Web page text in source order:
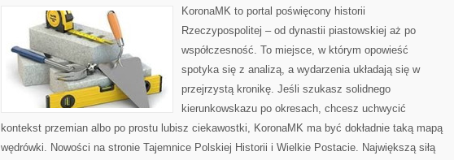
KoronaMK to portal poświęcony historii
Rzeczypospolitej – od dynastii piastowskiej aż po
współczesność. To miejsce, w którym opowieść
spotyka się z analizą, a wydarzenia układają się w
przejrzystą kronikę. Jeśli szukasz solidnego
kierunkowskazu po okresach, chcesz uchwycić
kontekst przemian albo po prostu lubisz ciekawostki, KoronaMK ma być dokładnie taką mapą
wędrówki. Nowości na stronie Tajemnice Polskiej Historii i Wielkie Postacie. Największą siłą